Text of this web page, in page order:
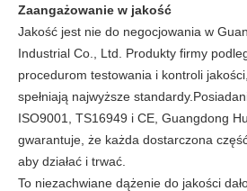
Zaangażowanie w jakość
Jakość jest nie do negocjowania w
Industrial Co., Ltd. Produkty firmy
procedurom testowania i kontroli
spełniają najwyższe
ISO9001, TS16949 i CE, Guangdong
gwarantuje, że każda dostarczona
aby działać i trwać.
To niezachwiane dążenie do jakości